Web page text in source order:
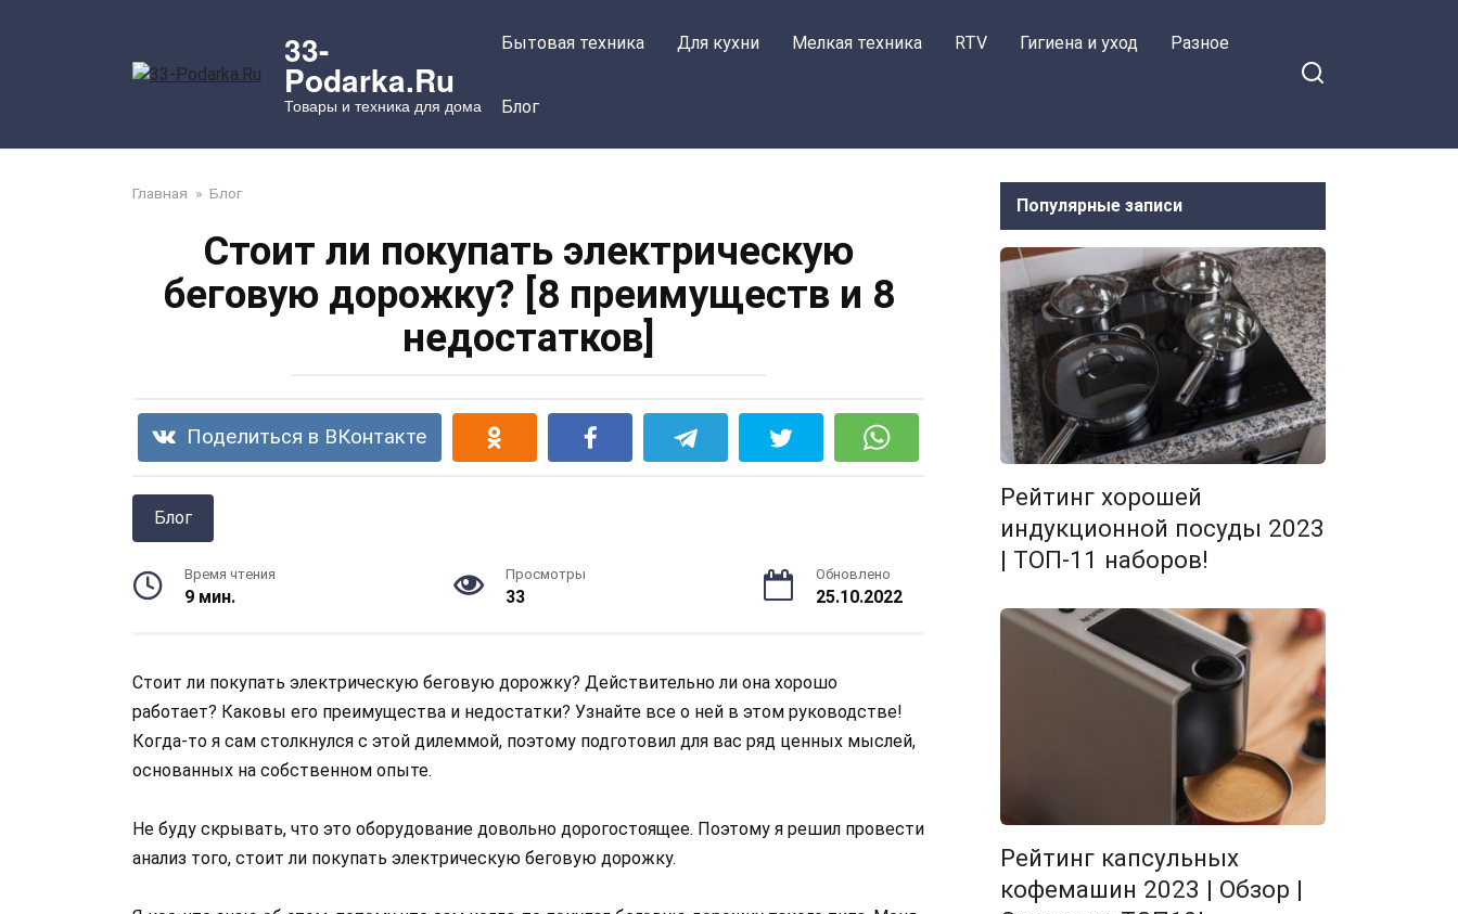
33-
Podarka.Ru
Товары и техника для дома
Бытовая техника Для кухни Мелкая техника RTV Гигиена и уход Разное
Блог
Главная » Блог
Стоит ли покупать электрическую
беговую дорожку? [8 преимуществ и 8
недостатков]
Поделиться в ВКонтакте
Блог
Время чтения
9 мин.
Просмотры
33
Обновлено
25.10.2022
Стоит ли покупать электрическую беговую дорожку? Действительно ли она хорошо
работает? Каковы его преимущества и недостатки? Узнайте все о ней в этом руководстве!
Когда-то я сам столкнулся с этой дилеммой, поэтому подготовил для вас ряд ценных мыслей,
основанных на собственном опыте.
Не буду скрывать, что это оборудование довольно дорогостоящее. Поэтому я решил провести
анализ того, стоит ли покупать электрическую беговую дорожку.
Популярные записи
Рейтинг хорошей
индукционной посуды 2023
| ТОП-11 наборов!
Рейтинг капсульных
кофемашин 2023 | Обзор |